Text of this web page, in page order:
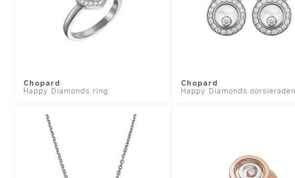
Chopard
Happy Diamonds ring
Chopard
Happy Diamonds oorsieraden